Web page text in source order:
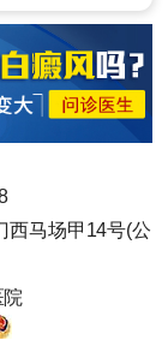
西马场甲14号(公